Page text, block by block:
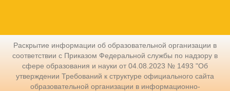
Раскрытие информации об образовательной организации в
соответствии с Приказом Федеральной службы по надзору в
сфере образования и науки от 04.08.2023 № 1493 "Об
утверждении Требований к структуре официального сайта
образовательной организации в информационно-